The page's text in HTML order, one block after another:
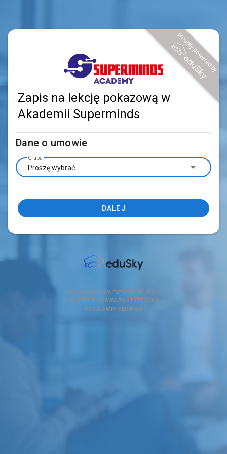
proudly powered by
Zapis na lekcję pokazową w
Akademii Superminds
Dane o umowie
Grupa
Proszę wybrać
DALEJ
COPYRIGHT 2026 EXENTIS SP. Z O.O.
WSZELKIE PRAWA ZASTRZEŻONE
REGULAMIN SERWISU